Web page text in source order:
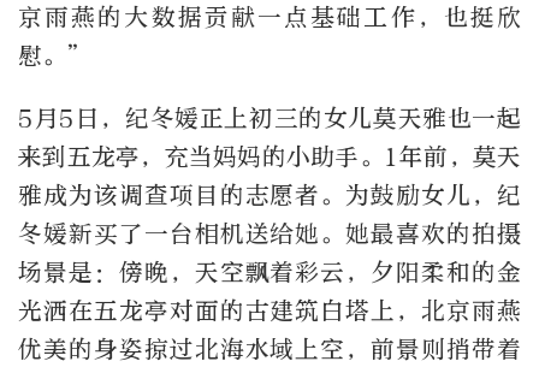
京雨燕的大数据贡献一点基础工作，也挺欣
慰。”
5月5日，纪冬媛正上初三的女儿莫天雅也一起
来到五龙亭，充当妈妈的小助手。1年前，莫天
雅成为该调查项目的志愿者。为鼓励女儿，纪
冬媛新买了一台相机送给她。她最喜欢的拍摄
场景是：傍晚，天空飘着彩云，夕阳柔和的金
光洒在五龙亭对面的古建筑白塔上，北京雨燕
优美的身姿掠过北海水域上空，前景则捎带着